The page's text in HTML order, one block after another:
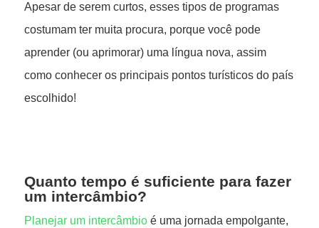
Apesar de serem curtos, esses tipos de programas
costumam ter muita procura, porque você pode
aprender (ou aprimorar) uma língua nova, assim
como conhecer os principais pontos turísticos do país
escolhido!
Quanto tempo é suficiente para fazer
um intercâmbio?
Planejar um intercâmbioé uma jornada empolgante,